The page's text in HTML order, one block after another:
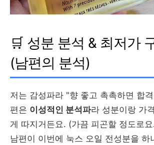
🛒 성분 분석 & 최저가
(남편의 분석)
저는 감성파라 "향 좋고 촉촉하면 합
편은 이성적인 분석파라 성분이랑 가
게 따지거든요. (가끔 피곤할 정도로
남편이 이번에 눅스 오일 전성분을 하